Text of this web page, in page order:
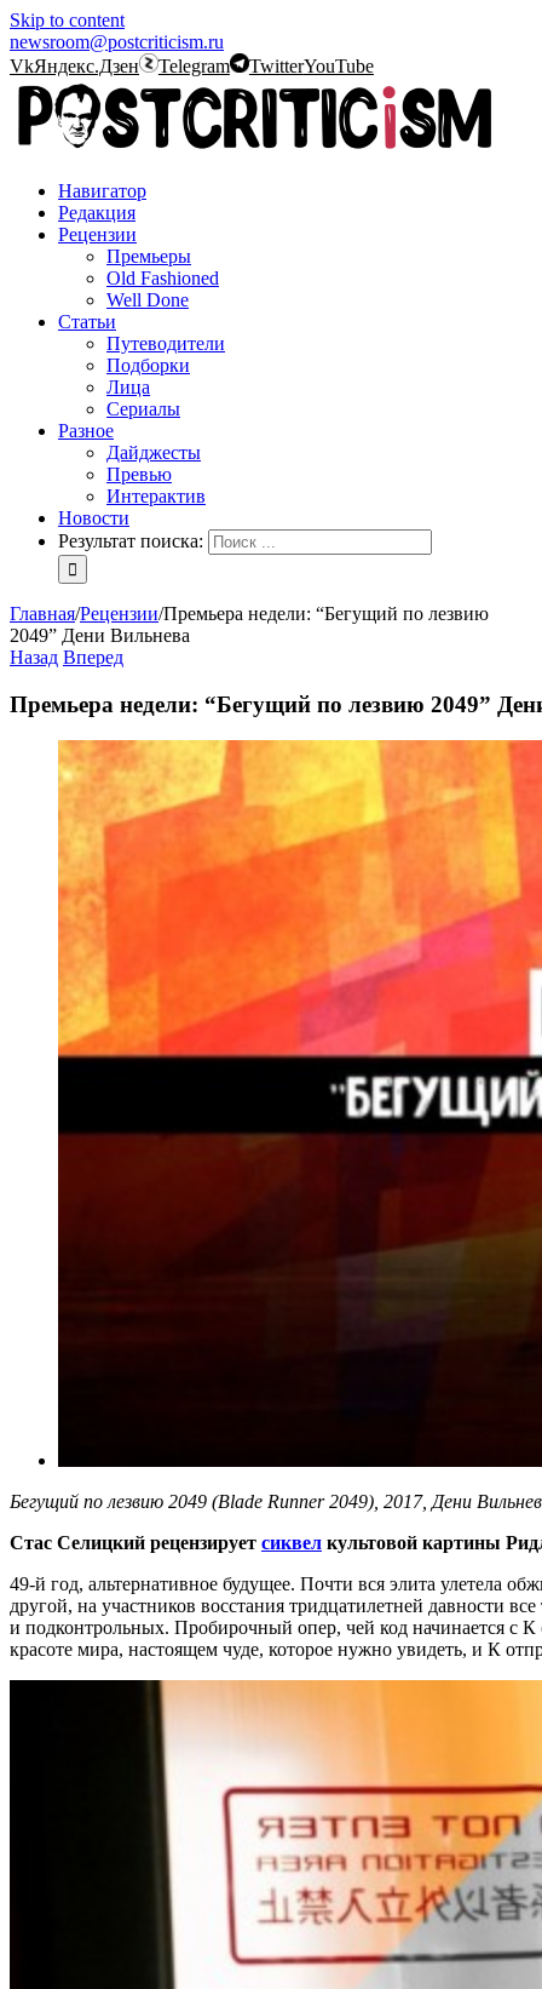
Skip to content
newsroom@postcriticism.ru
VkЯндекс.Дзен Telegram TwitterYouTube
Навигатор
Редакция
Рецензии
Премьеры
Old Fashioned
Well Done
Статьи
Путеводители
Подборки
Лица
Сериалы
Разное
Дайджесты
Превью
Интерактив
Новости
Результат поиска:
Главная/Рецензии/Премьера недели: “Бегущий по лезвию
2049” Дени Вильнева
Назад Вперед
Премьера недели: “Бегущий по лезвию 2049”
Бегущий по лезвию 2049 (Blade Runner 2049), 2017, Дени Вильнев
Стас Селицкий рецензирует сиквел культовой картины
49-й год, альтернативное будущее. Почти вся элита улетела
другой, на участников восстания тридцатилетней давности
и подконтрольных. Пробирочный опер, чей код начинается с К
красоте мира, настоящем чуде, которое нужно увидеть, и К